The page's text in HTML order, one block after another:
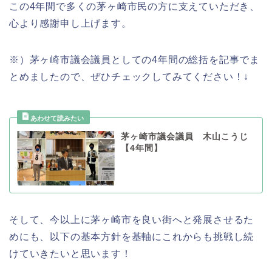
この4年間で多くの茅ヶ崎市民の方に支えていただき、
心より感謝申し上げます。
※）茅ヶ崎市議会議員としての4年間の総括を記事でま
とめましたので、ぜひチェックしてみてください！↓
茅ヶ崎市議会議員 木山こうじ
【4年間】
そして、今以上に茅ヶ崎市を良い街へと発展させるた
めにも、以下の基本方針を基軸にこれからも挑戦し続
けていきたいと思います！